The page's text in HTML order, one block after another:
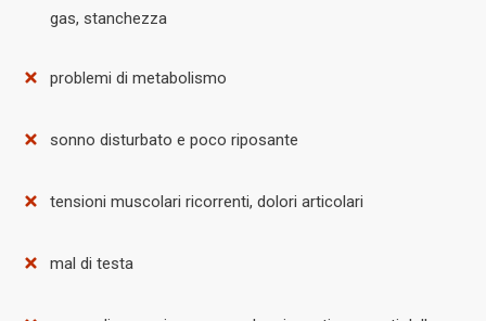
gas, stanchezza
problemi di metabolismo
sonno disturbato e poco riposante
tensioni muscolari ricorrenti, dolori articolari
mal di testa